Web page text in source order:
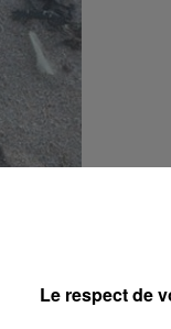
Le respect de